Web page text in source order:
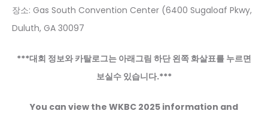
장소: Gas South Convention Center (6400 Sugaloaf Pkwy,
Duluth, GA 30097
***대회 정보와 카탈로그는 아래그림 하단 왼쪽 화살표를 누르면
보실수 있습니다.***
You can view the WKBC 2025 information and